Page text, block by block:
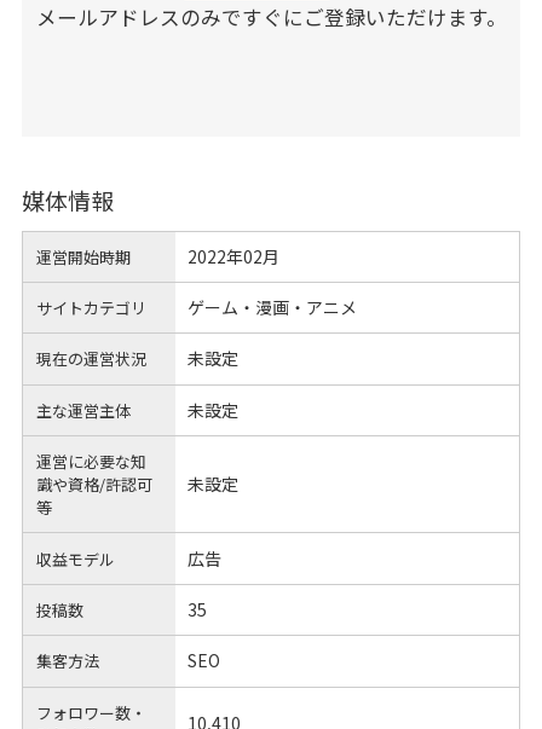
メールアドレスのみですぐにご登録いただけます。
媒体情報
運営開始時期 2022年02月
サイトカテゴリ ゲーム・漫画・アニメ
現在の運営状況 未設定
主な運営主体 未設定
運営に必要な知
識や資格/許認可
等
未設定
収益モデル 広告
投稿数 35
集客方法 SEO
フォロワー数・
10,410